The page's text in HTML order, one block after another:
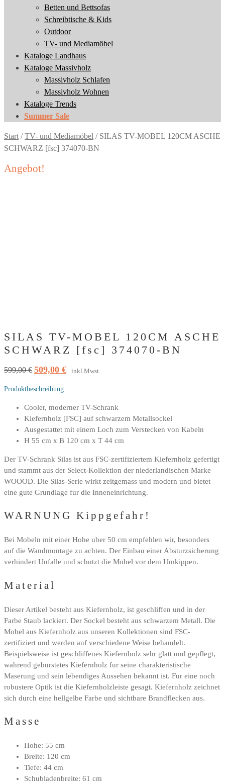
Betten und Bettsofas
Schreibtische & Kids
Outdoor
TV- und Mediamöbel
Kataloge Landhaus
Kataloge Massivholz
Massivholz Schlafen
Massivholz Wohnen
Kataloge Trends
Summer Sale
Start /TV- und Mediamöbel / SILAS TV-MOBEL 120CM ASCHE
SCHWARZ [fsc] 374070-BN
Angebot!
SILAS TV-MOBEL 120CM ASCHE
SCHWARZ [fsc] 374070-BN
599,00€ Ursprünglicher
war:
509,00 €Aktueller
inkl.Mwst.
Produktbeschreibung
Cooler, moderner TV-Schrank
Kiefernholz [FSC] auf schwarzem Metallsockel
Ausgestattet mit einem Loch zum Verstecken von Kabeln
H 55 cm x B 120 cm x T 44 cm
Der TV-Schrank Silas ist aus FSC-zertifiziertem Kiefernholz gefertigt
und stammt aus der Select-Kollektion der niederlandischen Marke
WOOOD. Die Silas-Serie wirkt zeitgemass und modern und bietet
eine gute Grundlage fur die Inneneinrichtung.
WARNUNG Kippgefahr!
Bei Mobeln mit einer Hohe uber 50 cm empfehlen wir, besonders
auf die Wandmontage zu achten. Der Einbau einer Absturzsicherung
verhindert Unfalle und schutzt die Mobel vor dem Umkippen.
Material
Dieser Artikel besteht aus Kiefernholz, ist geschliffen und in der
Farbe Staub lackiert. Der Sockel besteht aus schwarzem Metall. Die
Mobel aus Kiefernholz aus unseren Kollektionen sind FSC-
zertifiziert und werden auf verschiedene Weise behandelt.
Beispielsweise ist geschliffenes Kiefernholz sehr glatt und gepflegt,
wahrend geburstetes Kiefernholz fur seine charakteristische
Maserung und sein lebendiges Aussehen bekannt ist. Fur eine noch
robustere Optik ist die Kiefernholzleiste gesagt. Kiefernholz zeichnet
sich durch eine hellgelbe Farbe und sichtbare Brandflecken aus.
Masse
Hohe: 55 cm
Breite: 120 cm
Tiefe: 44 cm
Schubladenbreite: 61 cm